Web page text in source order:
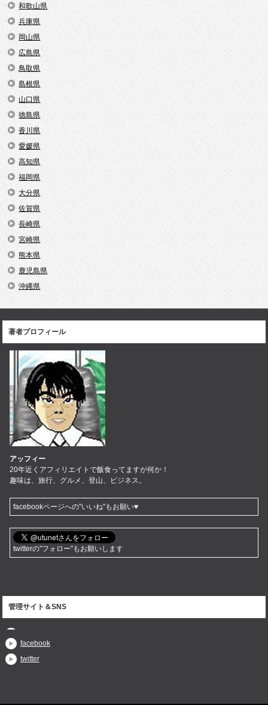
和歌山県
兵庫県
岡山県
広島県
鳥取県
島根県
山口県
徳島県
香川県
愛媛県
高知県
福岡県
大分県
佐賀県
長崎県
宮崎県
熊本県
鹿児島県
沖縄県
著者プロフィール
アッフィー
20年近くアフィリエイトで飯食ってますが何か！
趣味は、旅行、グルメ、登山、ビジネス。
facebookページへの"いいね"もお願い♥
twitterの"フォロー"もお願いします
管理サイト＆SNS
facebook
twitter